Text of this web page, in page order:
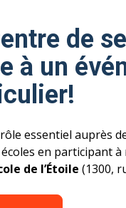
de
à un
essentiel auprès
en participant
de l’Étoile (1300,